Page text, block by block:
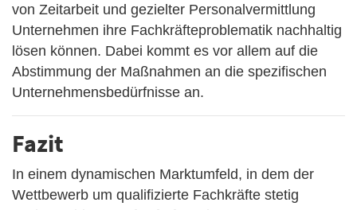
von Zeitarbeit und gezielter Personalvermittlung
Unternehmen ihre Fachkräfteproblematik nachhaltig
lösen können. Dabei kommt es vor allem auf die
Abstimmung der Maßnahmen an die spezifischen
Unternehmensbedürfnisse an.
Fazit
In einem dynamischen Marktumfeld, in dem der
Wettbewerb um qualifizierte Fachkräfte stetig